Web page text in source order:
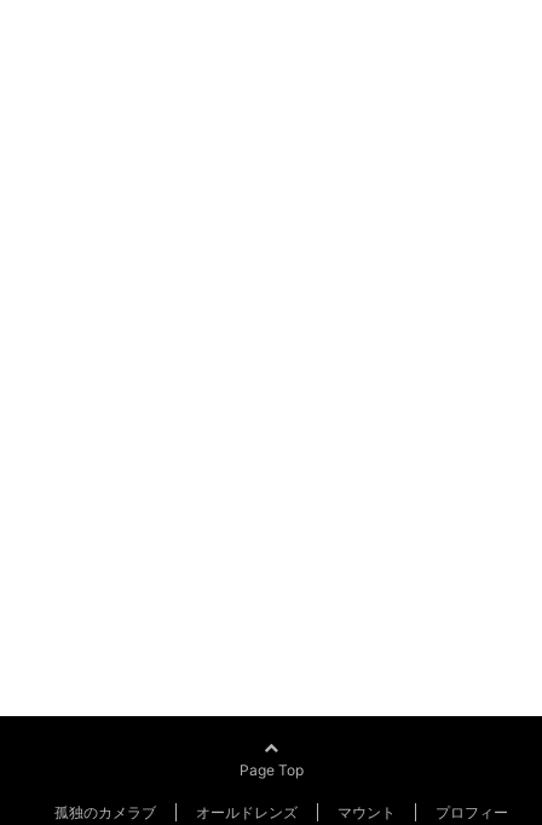
Page Top
孤独のカメラブ オールドレンズ マウント プロフィー